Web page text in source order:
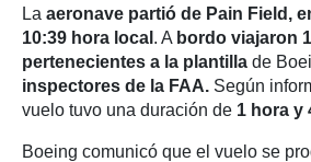
La aeronave partió de Pain Field,
10:39 hora local . A bordo viajaron
pertenecientes a la plantilla de
inspectores de la FAA. Según
vuelo tuvo una duración de 1 hora y
Boeing comunicó que el vuelo se